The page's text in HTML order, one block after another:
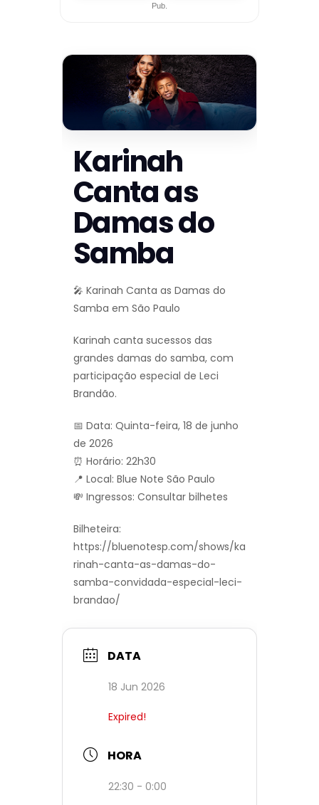
Pub.
Karinah
Canta as
Damas do
Samba
🎤 Karinah Canta as Damas do
Samba em São Paulo
Karinah canta sucessos das
grandes damas do samba, com
participação especial de Leci
Brandão.
📅 Data: Quinta-feira, 18 de junho
de 2026
⏰ Horário: 22h30
📍 Local: Blue Note São Paulo
💸 Ingressos: Consultar bilhetes
Bilheteira:
https://bluenotesp.com/shows/ka
rinah-canta-as-damas-do-
samba-convidada-especial-leci-
brandao/
DATA
18 Jun 2026
Expired!
HORA
22:30 - 0:00